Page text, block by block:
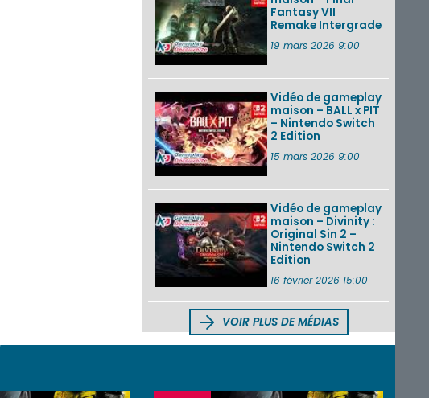
Fantasy VII
Remake Intergrade
19 mars 2026 9:00
Vidéo de gameplay
maison – BALL x PIT
– Nintendo Switch
2 Edition
15 mars 2026 9:00
Vidéo de gameplay
maison – Divinity :
Original Sin 2 –
Nintendo Switch 2
Edition
16 février 2026 15:00
VOIR PLUS DE MÉDIAS